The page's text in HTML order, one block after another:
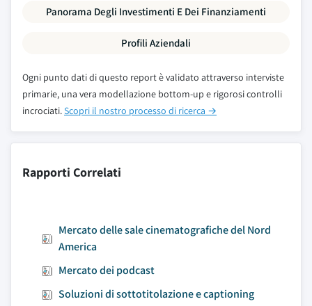
Panorama Degli Investimenti E Dei Finanziamenti
Profili Aziendali
Ogni punto dati di questo report è validato attraverso interviste
primarie, una vera modellazione bottom-up e rigorosi controlli
incrociati.Scopri il nostro processo di ricerca →
Rapporti Correlati
Mercato delle sale cinematografiche del Nord
America
Mercato dei podcast
Soluzioni di sottotitolazione e captioning